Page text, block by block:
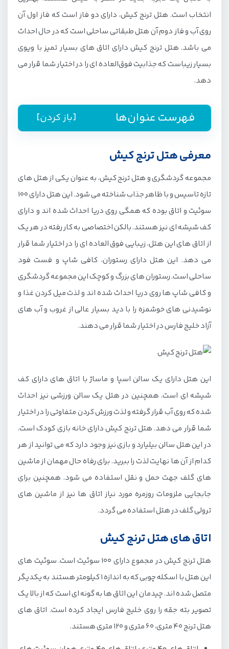
انتخاب است. هتل ترنج کیش، دارای دو فاز است که فاز اول آن
روی آب و فاز دوم آن هتل طبقاتی ساحلی است که در حال احداث
می باشد. هتل ترنج کیش دارای اتاق های بسیار تمیز با ویوی
بسیار زیباست که جذابیت فوق‌العاده ای را در اختیار شما قرار می
دهد.
فهرست عنوان‌ها [باز کردن]
معرفی هتل ترنج کیش
مجموعه گردشگری و هتل ترنج کیش، به عنوان یکی از هتل های
تازه تاسیس و با ظاهر جذاب شناخته می شود. این هتل دارای 100
سوئیت و اتاق بوده که همگی روی دریا احداث شده اند و دارای
کف شیشه ای نیز هستند. بالکن اختصاصی به کار رفته در هر یک
از اتاق های این هتل، زیبایی فوق العاده ای را در اختیار شما قرار
می دهد. این هتل دارای رستوران، کافی شاپ و فست فود
ساحلی است. رستوران های بزرگ و کوچک این مجموعه گردشگری
و کافی شاپ ها روی دریا احداث شده اند و لذت میل کردن غذا و
نوشیدنی های خوشمزه را با دید بسیار عالی از غروب و آب های
آزاد خلیج فارس در اختیار شما قرار می دهند.
این هتل دارای یک سالن اسپا و ماساژ با اتاق های دارای کف
شیشه ای است. همچنین در هتل یک سالن ورزشی نیز احداث
شده که روی آب قرار گرفته و لذت ورزش کردن متفاوتی را در اختیار
شما قرار می دهد. هتل ترنج کیش دارای خانه بازی کودک است.
در این هتل سالن بیلیارد و بازی نیز وجود دارد که می توانید از هر
کدام از آن ها نهایت لذت را ببرید. برای رفاه حال مهمان از ماشین
های گلف جهت حمل و نقل استفاده می شود. همچنین برای
جابجایی ملزومات روزمره مورد نیاز اتاق ها نیز از ماشین های
ترولی گلف در هتل استفاده می گردد.
اتاق های هتل ترنج کیش
هتل ترنج کیش در مجموع دارای 100 سوئیت است. سوئیت های
این هتل با اسکله چوبی که به اندازه 1 کیلومتر هستند به یکدیگر
متصل شده اند. چیدمان این اتاق ها به گونه ای است که از بالا یک
تصویر بته جقه را روی خلیج فارس ایجاد کرده است. اتاق های
هتل ترنج 40 متری، 60 متری و 120 متری هستند.